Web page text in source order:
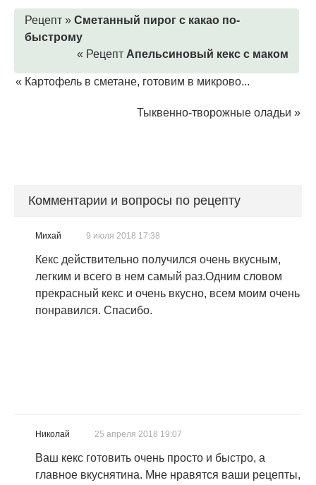
Рецепт » Cметанный пирог с какао по-
быстрому
« Рецепт Апельсиновый кекс с маком
« Картофель в сметане, готовим в микрово...
Тыквенно-творожные оладьи »
Комментарии и вопросы по рецепту
Михай 9 июля 2018 17:38
Кекс действительно получился очень вкусным,
легким и всего в нем самый раз.Одним словом
прекрасный кекс и очень вкусно, всем моим очень
понравился. Спасибо.
Николай 25 апреля 2018 19:07
Ваш кекс готовить очень просто и быстро, а
главное вкуснятина. Мне нравятся ваши рецепты,